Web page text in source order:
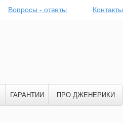
Вопросы - ответы Контакты
ГАРАНТИИ ПРО ДЖЕНЕРИКИ